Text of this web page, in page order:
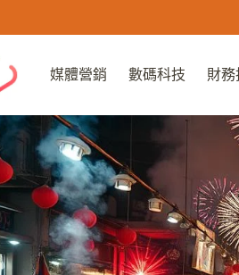
媒體營銷 數碼科技 財務